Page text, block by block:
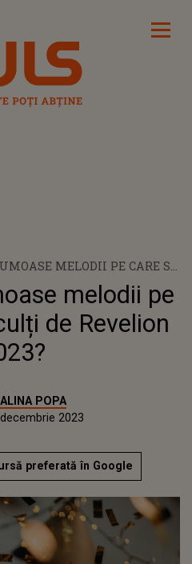
MELODII PE CARE SA
REVELION 2023?melodii pe
de Revelion
POPA
2023
preferată în Google